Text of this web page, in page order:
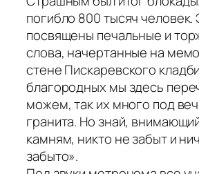
погибло 800 тысяч человек.
посвящены печальные и
слова, начертанные на
стене Пискаревского
благородных мы здесь
можем, так их много под
гранита. Но знай,
камням, никто не забыт и
забыто».